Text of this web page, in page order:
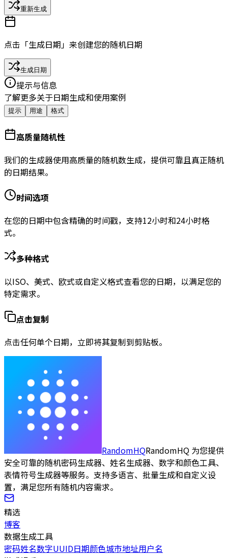
重新生成
点击「生成日期」来创建您的随机日期
生成日期
提示与信息
了解更多关于日期生成和使用案例
提示 用途 格式
高质量随机性
我们的生成器使用高质量的随机数生成，提供可靠且真正随机
的日期结果。
时间选项
在您的日期中包含精确的时间戳，支持12小时和24小时格
式。
多种格式
以ISO、美式、欧式或自定义格式查看您的日期，以满足您的
特定需求。
点击复制
点击任何单个日期，立即将其复制到剪贴板。
RandomHQRandomHQ 为您提供
安全可靠的随机密码生成器、姓名生成器、数字和颜色工具、
表情符号生成器等服务。支持多语言、批量生成和自定义设
置，满足您所有随机内容需求。
精选
博客
数据生成工具
密码姓名数字UUID日期颜色城市地址用户名